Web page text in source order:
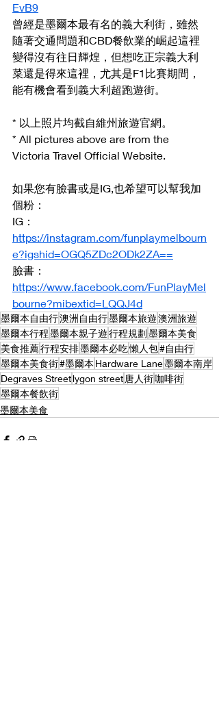
EvB9
曾經是墨爾本最有名的義大利街，雖然
隨著交通問題和CBD餐飲業的崛起這裡
變得沒有往日輝煌，但想吃正宗義大利
菜還是得來這裡，尤其是F1比賽期間，
能有機會看到義大利超跑遊街。
* 以上照片均截自維州旅遊官網。
* All pictures above are from the
Victoria Travel Official Website.
如果您有臉書或是IG,也希望可以幫我加
個粉：
IG：
https://instagram.com/funplaymelbourn
e?igshid=OGQ5ZDc2ODk2ZA==
臉書：
https://www.facebook.com/FunPlayMel
bourne?mibextid=LQQJ4d
墨爾本自由行澳洲自由行墨爾本旅遊澳洲旅遊
墨爾本行程墨爾本親子遊行程規劃墨爾本美食
美食推薦行程安排墨爾本必吃懶人包#自由行
墨爾本美食街#墨爾本 Hardware Lane墨爾本南岸
Degraves Streetlygon street 唐人街咖啡街
墨爾本餐飲街
墨爾本美食